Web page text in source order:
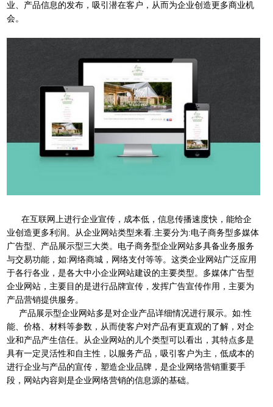
业、产品信息的发布，吸引潜在客户，从而为企业创造更多商业机
会。
在互联网上进行企业宣传，成本低，信息传播速度快，能给企
业创造更多利润。从企业网站类型来看.主要分为:电子商务型多媒体
广告型、产品展示型三大类。电子商务型企业网站多具备业务服务
与交易功能，如:网络商城，网络支付等等。这类企业网站广泛应用
于各行各业，是各大中小企业网站建设的主要类型。多媒体广告型
企业网站，主要目的是进行品牌宣传，发挥广告宣传作用，主要为
产品营销提供服务。
产品展示型企业网站多是对企业产品详细情况进行展示。如:性
能、价格、材料等参数，从而使客户对产品有更直观的了解，对企
业和产品产生信任。从企业网站的儿个类型可以看出，其特点多是
具有一定灵活性和自主性，以服务产品，吸引客户为主，低成本的
进行企业与产品的宣传，塑造企业品牌，是企业网络营销重要手
段，网站内容则是企业网络营销的信息源的基础。